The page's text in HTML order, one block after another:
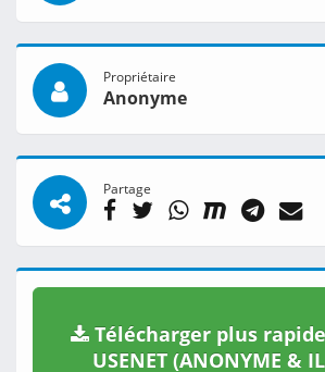
Propriétaire
Anonyme
Partage
Télécharger plus
USENET (ANONYME &